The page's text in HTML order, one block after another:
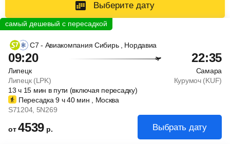
Выберите дату
С7 - Авиакомпания Сибирь , Нордавиа
09:20 22:35
Липецк
Самара
Липецк (LPK)
Курумоч (KUF)
13ч15 мин в пути (включая пересадку)
Пересадка 9 ч40 мин , Москва
S71204, 5N269
от4539 р. Выбрать дату